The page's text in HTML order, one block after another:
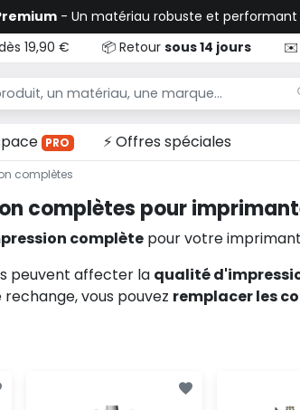
- Un matériau robuste et
19,90 € 📦 Retour sous 14 jours ✉️
PRO ⚡ Offres spéciales
complètes
complètes pour
complètepour votre
peuvent affecter la qualité
vous pouvez remplacer les